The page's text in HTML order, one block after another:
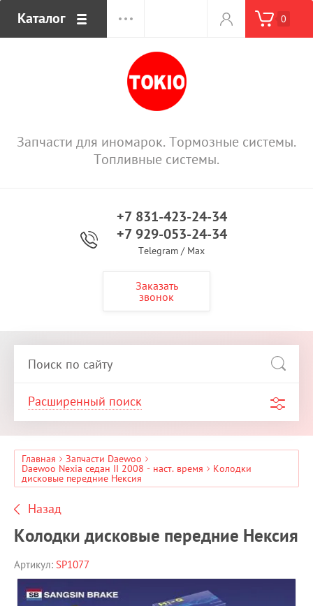
Каталог 0
Запчасти для иномарок. Тормозные системы.
Топливные системы.
+7 831-423-24-34
+7 929-053-24-34
Telegram / Max
Заказать
звонок
Расширенный поиск
Главная Запчасти Daewoo
Daewoo Nexia седан II 2008 - наст. время Колодки
дисковые передние Нексия
Назад
Колодки дисковые передние Нексия
Артикул: SP1077